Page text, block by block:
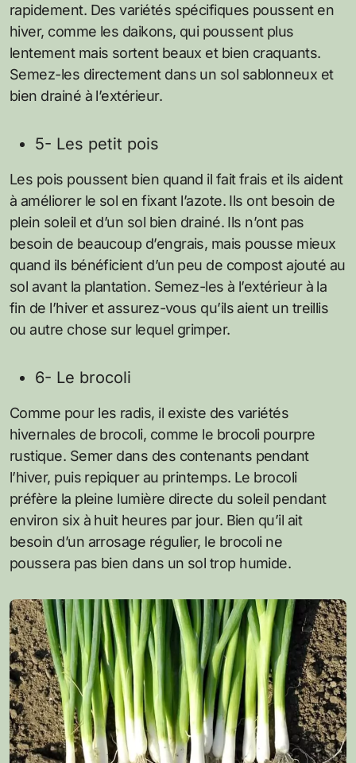
rapidement. Des variétés spécifiques poussent en
hiver, comme les daikons, qui poussent plus
lentement mais sortent beaux et bien craquants.
Semez-les directement dans un sol sablonneux et
bien drainé à l’extérieur.
5- Les petit pois
Les pois poussent bien quand il fait frais et ils aident
à améliorer le sol en fixant l’azote. Ils ont besoin de
plein soleil et d’un sol bien drainé. Ils n’ont pas
besoin de beaucoup d’engrais, mais pousse mieux
quand ils bénéficient d’un peu de compost ajouté au
sol avant la plantation. Semez-les à l’extérieur à la
fin de l’hiver et assurez-vous qu’ils aient un treillis
ou autre chose sur lequel grimper.
6- Le brocoli
Comme pour les radis, il existe des variétés
hivernales de brocoli, comme le brocoli pourpre
rustique. Semer dans des contenants pendant
l’hiver, puis repiquer au printemps. Le brocoli
préfère la pleine lumière directe du soleil pendant
environ six à huit heures par jour. Bien qu’il ait
besoin d’un arrosage régulier, le brocoli ne
poussera pas bien dans un sol trop humide.